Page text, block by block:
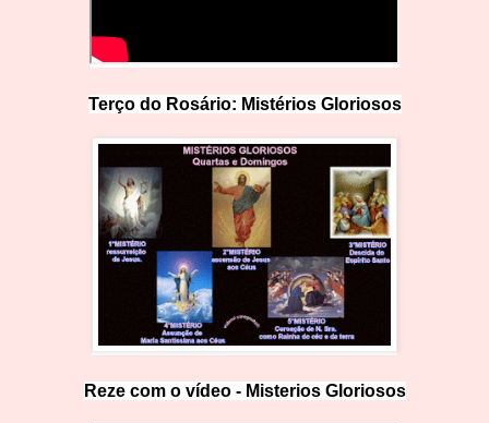
Terço do Rosário: Mistérios Gloriosos
Reze com o vídeo - Misterios Gloriosos